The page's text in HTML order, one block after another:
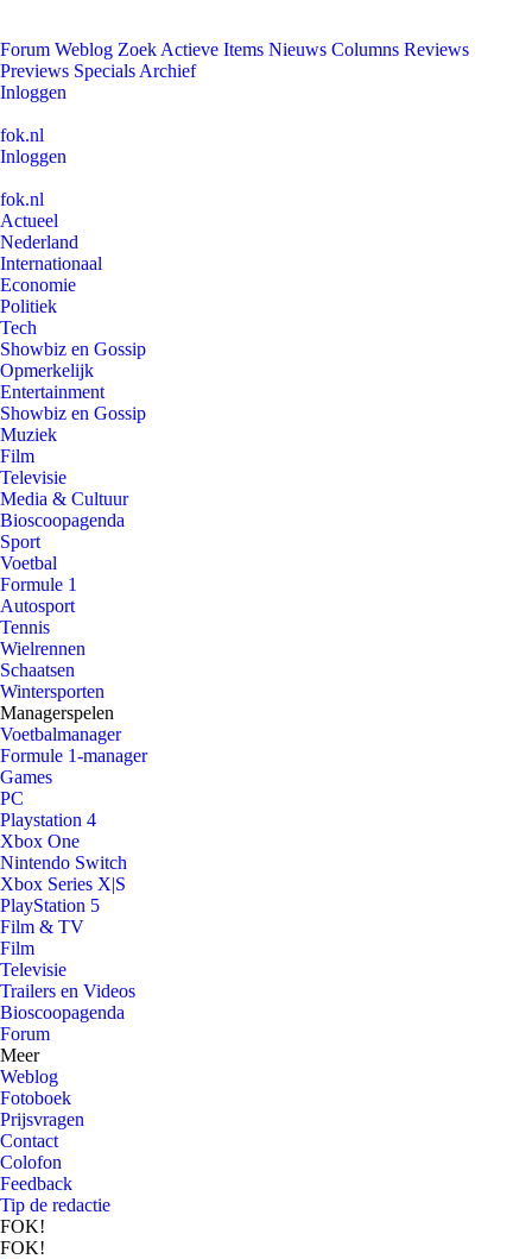
Forum Weblog Zoek Actieve Items Nieuws Columns Reviews
Previews Specials Archief
Inloggen
fok.nl
Inloggen
fok.nl
Actueel
Nederland
Internationaal
Economie
Politiek
Tech
Showbiz en Gossip
Opmerkelijk
Entertainment
Showbiz en Gossip
Muziek
Film
Televisie
Media & Cultuur
Bioscoopagenda
Sport
Voetbal
Formule 1
Autosport
Tennis
Wielrennen
Schaatsen
Wintersporten
Managerspelen
Voetbalmanager
Formule 1-manager
Games
PC
Playstation 4
Xbox One
Nintendo Switch
Xbox Series X|S
PlayStation 5
Film & TV
Film
Televisie
Trailers en Videos
Bioscoopagenda
Forum
Meer
Weblog
Fotoboek
Prijsvragen
Contact
Colofon
Feedback
Tip de redactie
FOK!
FOK!